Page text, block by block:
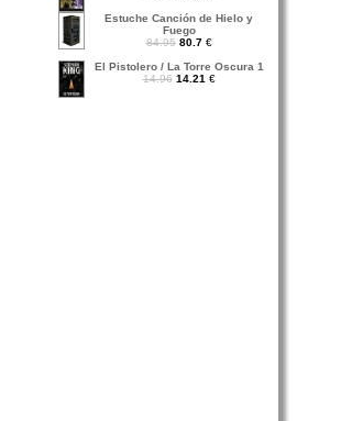
Estuche Canción de Hielo y
Fuego
84.95 80.7€
El Pistolero / La Torre Oscura 1
14.96 14.21 €